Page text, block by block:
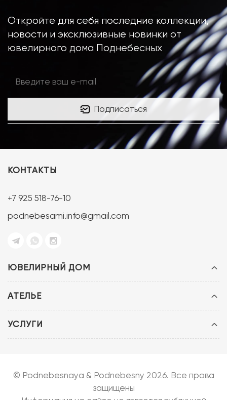
Откройте для себя последние коллекции,
новости и эксклюзивные новинки от
ювелирного дома Поднебесных
Подписаться
ЮВЕЛИРНЫЙ ДОМ
АТЕЛЬЕ
УСЛУГИ
КОНТАКТЫ
+7 925 518-76-10
podnebesami.info@gmail.com
© Podnebesnaya & Podnebesny 2026. Все права
защищены